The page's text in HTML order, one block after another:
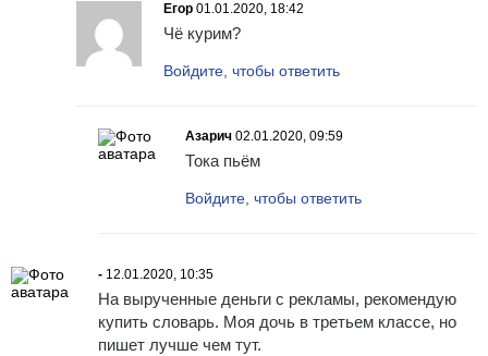
Егор 01.01.2020, 18:42
Чё курим?
Войдите, чтобы ответить
Азарич 02.01.2020, 09:59
Тока пьём
Войдите, чтобы ответить
- 12.01.2020, 10:35
На вырученные деньги с рекламы, рекомендую
купить словарь. Моя дочь в третьем классе, но
пишет лучше чем тут.